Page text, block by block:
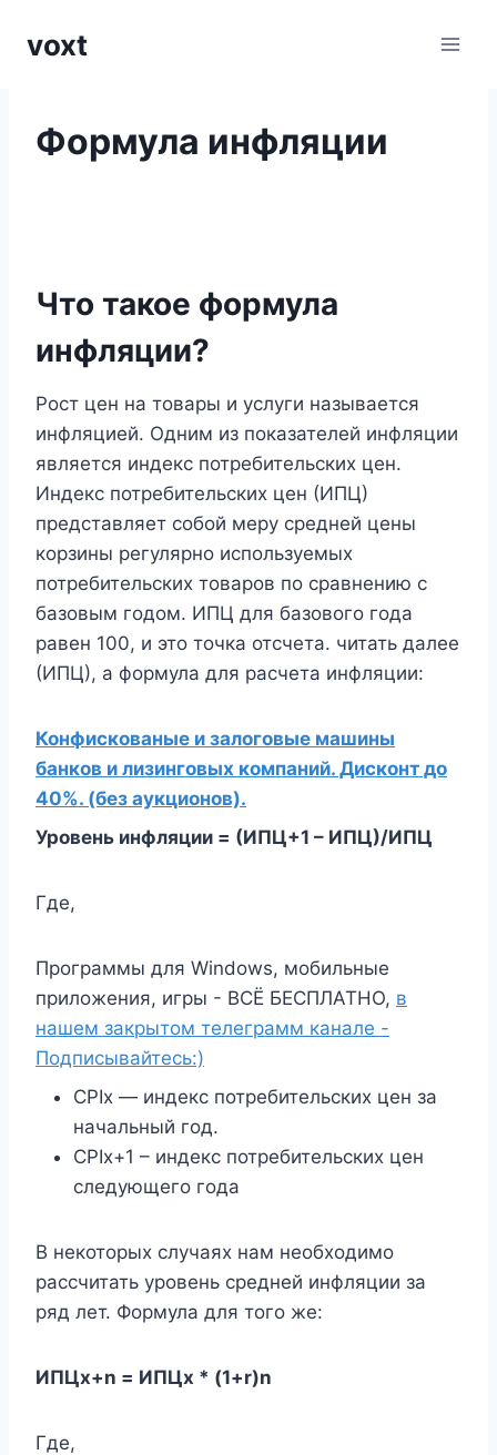
voxt
Формула инфляции
Что такое формула
инфляции?
Рост цен на товары и услуги называется
инфляцией. Одним из показателей инфляции
является индекс потребительских цен.
Индекс потребительских цен (ИПЦ)
представляет собой меру средней цены
корзины регулярно используемых
потребительских товаров по сравнению с
базовым годом. ИПЦ для базового года
равен 100, и это точка отсчета. читать далее
(ИПЦ), а формула для расчета инфляции:
Конфискованые и залоговые машины
банков и лизинговых компаний. Дисконт до
40%. (без аукционов).
Уровень инфляции = (ИПЦ+1 – ИПЦ)/ИПЦ
Где,
Программы для Windows, мобильные
приложения, игры - ВСЁ БЕСПЛАТНО, в
нашем закрытом телеграмм канале -
Подписывайтесь:)
CPIx — индекс потребительских цен за
начальный год.
CPIx+1 – индекс потребительских цен
следующего года
В некоторых случаях нам необходимо
рассчитать уровень средней инфляции за
ряд лет. Формула для того же:
ИПЦx+n = ИПЦx * (1+r)n
Где,